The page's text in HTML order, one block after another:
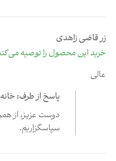
زر قاضی زاهدی
خرید این محصول را توصیه
عالی
پاسخ از طرف:
دوست عزیز،‌ از
سپاسگزاریم.